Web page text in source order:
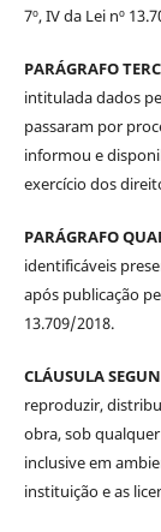
7º, IV da Lei nº
PARÁGRAFO
intitulada dados
passaram por
informou e
exercício dos
PARÁGRAFO
identificáveis
após publicação
13.709/2018.
CLÁUSULA
reproduzir,
obra, sob
inclusive em
instituição e as